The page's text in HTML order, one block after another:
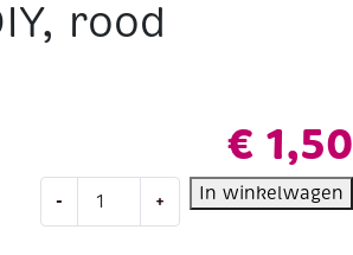
rood
€ 1,50
-
bloemen,
+ In winkelwagen